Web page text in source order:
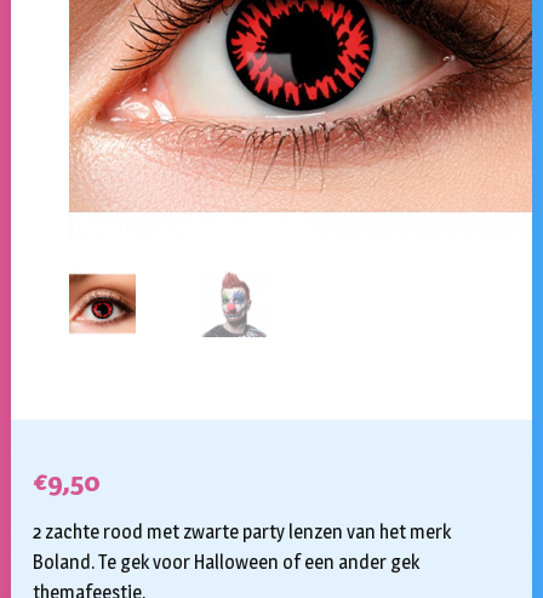
€9,50
2 zachte rood met zwarte party lenzen van het merk
Boland. Te gek voor Halloween of een ander gek
themafeestje.